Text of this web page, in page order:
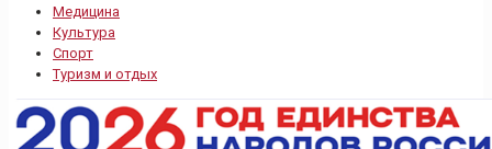
Медицина
Культура
Спорт
Туризм и отдых